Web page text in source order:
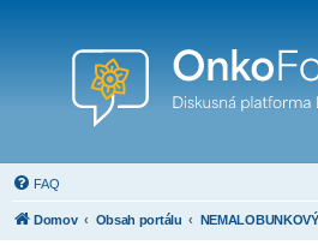
FAQ
Domov Obsah portálu